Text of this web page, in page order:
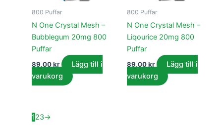
800 Puffar
N One Crystal Mesh –
Bubblegum 20mg 800
Puffar
89,00kr
Lägg till i
varukorg
800 Puffar
N One Crystal Mesh –
Liqourice 20mg 800
Puffar
89,00kr
Lägg till i
varukorg
123→